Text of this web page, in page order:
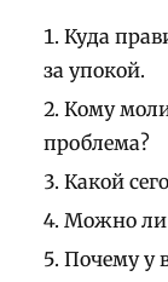
Куда
за упокой.
Кому
проблема?
Какой
Можно ли
Почему у